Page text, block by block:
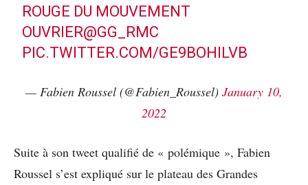
ROUGE DU MOUVEMENT
OUVRIER@GG_RMC
PIC.TWITTER.COM/GE9BOHILVB
— Fabien Roussel (@Fabien_Roussel) January 10,
2022
Suite à son tweet qualifié de « polémique », Fabien
Roussel s’est expliqué sur le plateau des Grandes